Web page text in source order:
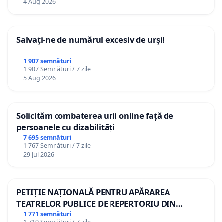
4 Aug 2026
Salvați-ne de numărul excesiv de urși!
1 907 semnături
1 907 Semnături / 7 zile
5 Aug 2026
Solicităm combaterea urii online față de
persoanele cu dizabilități
7 695 semnături
1 767 Semnături / 7 zile
29 Jul 2026
PETIȚIE NAȚIONALĂ PENTRU APĂRAREA
TEATRELOR PUBLICE DE REPERTORIU DIN
ROMÂNIA
1 771 semnături